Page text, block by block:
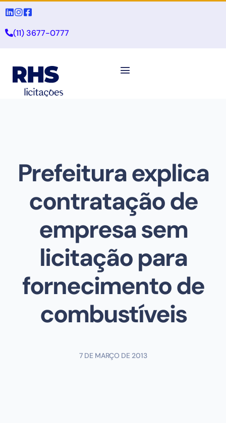
(11) 3677-0777
Prefeitura explica
contratação de
empresa sem
licitação para
fornecimento de
combustíveis
7 DE MARÇO DE 2013